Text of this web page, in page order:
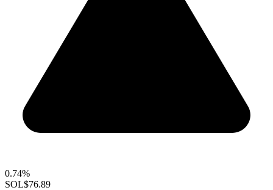
0.74%
SOL$76.89